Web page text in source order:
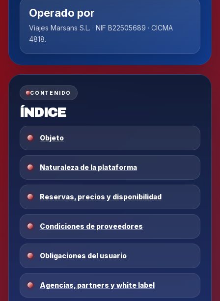
Operado por
Viajes Marsans S.L. · NIF B22505689 · CICMA
4818.
CONTENIDO
ÍNDICE
Objeto
Naturaleza de la plataforma
Reservas, precios y disponibilidad
Condiciones de proveedores
Obligaciones del usuario
Agencias, partners y white label